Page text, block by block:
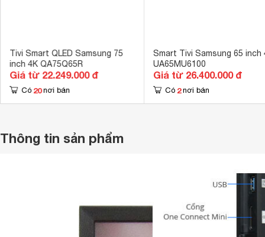
Tivi Smart QLED Samsung 75
inch 4K QA75Q65R
Giá từ 22.249.000 đ
Có 20 nơi bán
Smart Tivi Samsung 65 inch
UA65MU6100
Giá từ 26.400.000 đ
Có 2 nơi bán
Thông tin sản phẩm